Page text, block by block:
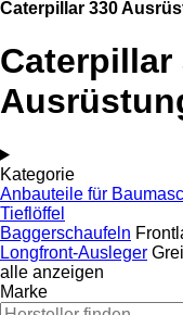
Caterpillar 330
Caterpillar
Kategorie
Anbauteile für
Tieflöffel
Baggerschaufeln
Longfront-Ausleger
alle anzeigen
Marke